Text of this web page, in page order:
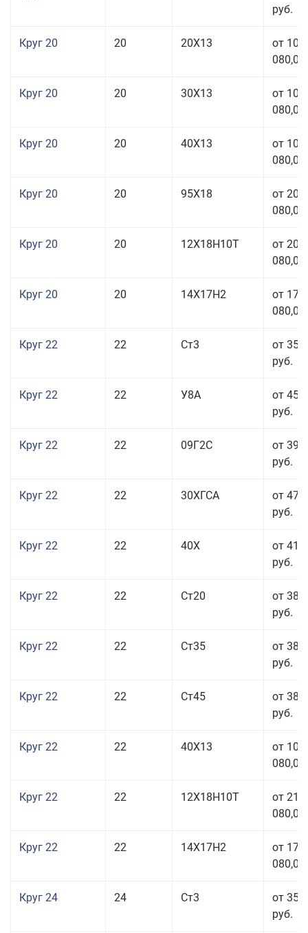
руб.
Круг 20 20 20Х13
от 103
080,00
Круг 20 20 30Х13
от 103
080,00
Круг 20 20 40Х13
от 103
080,00
Круг 20 20 95Х18
от 208
080,00
Круг 20 20 12Х18Н10Т
от 209
080,00
Круг 20 20 14Х17Н2
от 175
080,00
Круг 22 22 Ст3
от 35
руб.
Круг 22 22 У8А
от 45
руб.
Круг 22 22 09Г2С
от 39
руб.
Круг 22 22 30ХГСА
от 47
руб.
Круг 22 22 40Х
от 41
руб.
Круг 22 22 Ст20
от 38
руб.
Круг 22 22 Ст35
от 38
руб.
Круг 22 22 Ст45
от 38
руб.
Круг 22 22 40Х13
от 103
080,00
Круг 22 22 12Х18Н10Т
от 210
080,00
Круг 22 22 14Х17Н2
от 175
080,00
Круг 24 24 Ст3
от 35
руб.